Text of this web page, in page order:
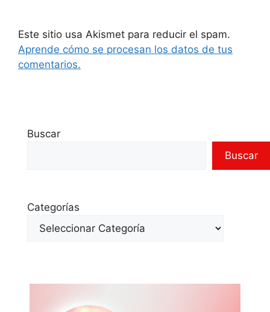
Este sitio usa Akismet para reducir el spam.
Aprende cómo se procesan los datos de tus
comentarios.
Buscar
Buscar
Categorías